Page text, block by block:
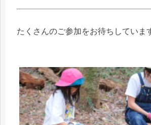
たくさんのご参加をお待ちしていま